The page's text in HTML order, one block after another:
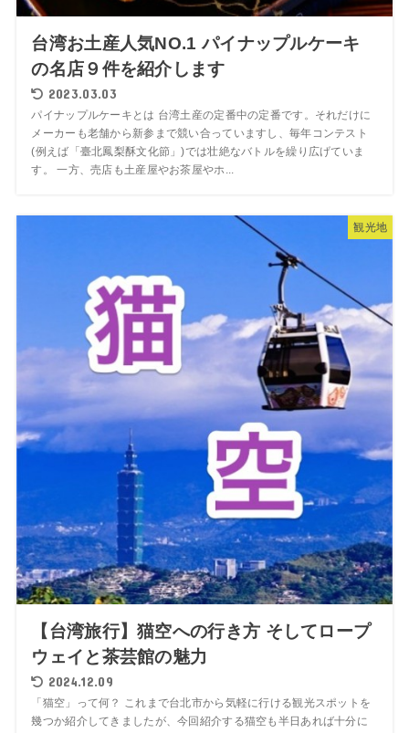
台湾お土産人気NO.1 パイナップルケーキ
の名店９件を紹介します
2023.03.03
パイナップルケーキとは 台湾土産の定番中の定番です。それだけに
メーカーも老舗から新参まで競い合っていますし、毎年コンテスト
(例えば「臺北鳳梨酥文化節」)では壮絶なバトルを繰り広げていま
す。 一方、売店も土産屋やお茶屋やホ...
観光地
【台湾旅行】猫空への行き方 そしてロープ
ウェイと茶芸館の魅力
2024.12.09
「猫空」って何？ これまで台北市から気軽に行ける観光スポットを
幾つか紹介してきましたが、今回紹介する猫空も半日あれば十分に